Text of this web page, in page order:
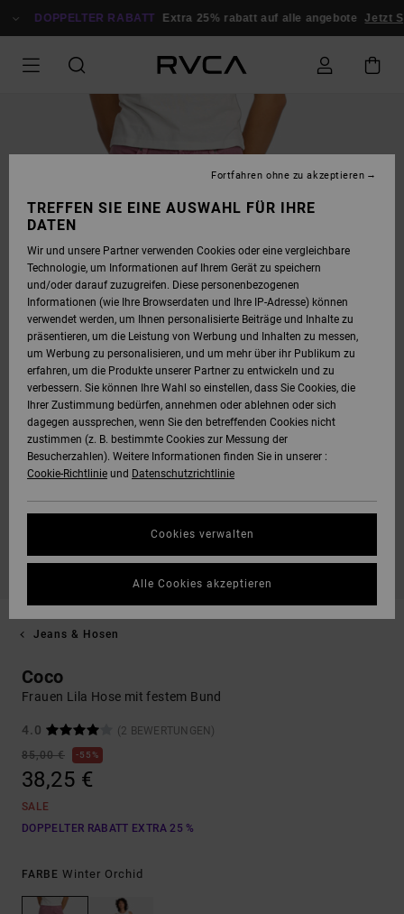
ZUR
DOPPELTER RABATT Extra 25% rabatt auf alle angebote Jetzt
Jeans & Hosen
Coco
Frauen Lila Hose mit festem Bund
4.0
(2 BEWERTUNGEN)
85,00 €
55%
38,25 €
SALE
DOPPELTER RABATT EXTRA 25 %
FARBE Winter Orchid
TREFFEN SIE EINE AUSWAHL FÜR IHRE
DATEN
Wir und unsere Partner verwenden Cookies oder eine vergleichbare
Technologie, um Informationen auf Ihrem Gerät zu speichern
und/oder darauf zuzugreifen. Diese personenbezogenen
Informationen (wie Ihre Browserdaten und Ihre IP-Adresse) können
verwendet werden, um Ihnen personalisierte Beiträge und Inhalte zu
präsentieren, um die Leistung von Werbung und Inhalten zu messen,
um Werbung zu personalisieren, und um mehr über ihr Publikum zu
erfahren, um die Produkte unserer Partner zu entwickeln und zu
verbessern. Sie können Ihre Wahl so einstellen, dass Sie Cookies, die
Ihrer Zustimmung bedürfen, annehmen oder ablehnen oder sich
dagegen aussprechen, wenn Sie den betreffenden Cookies nicht
zustimmen (z. B. bestimmte Cookies zur Messung der
Besucherzahlen). Weitere Informationen finden Sie in unserer :
Cookie-Richtlinie und Datenschutzrichtlinie
Cookies verwalten
Fortfahren ohne zu akzeptieren
Alle Cookies akzeptieren